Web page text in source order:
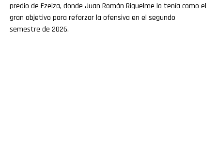
predio de Ezeiza, donde Juan Román Riquelme lo tenía como el
gran objetivo para reforzar la ofensiva en el segundo
semestre de 2026.